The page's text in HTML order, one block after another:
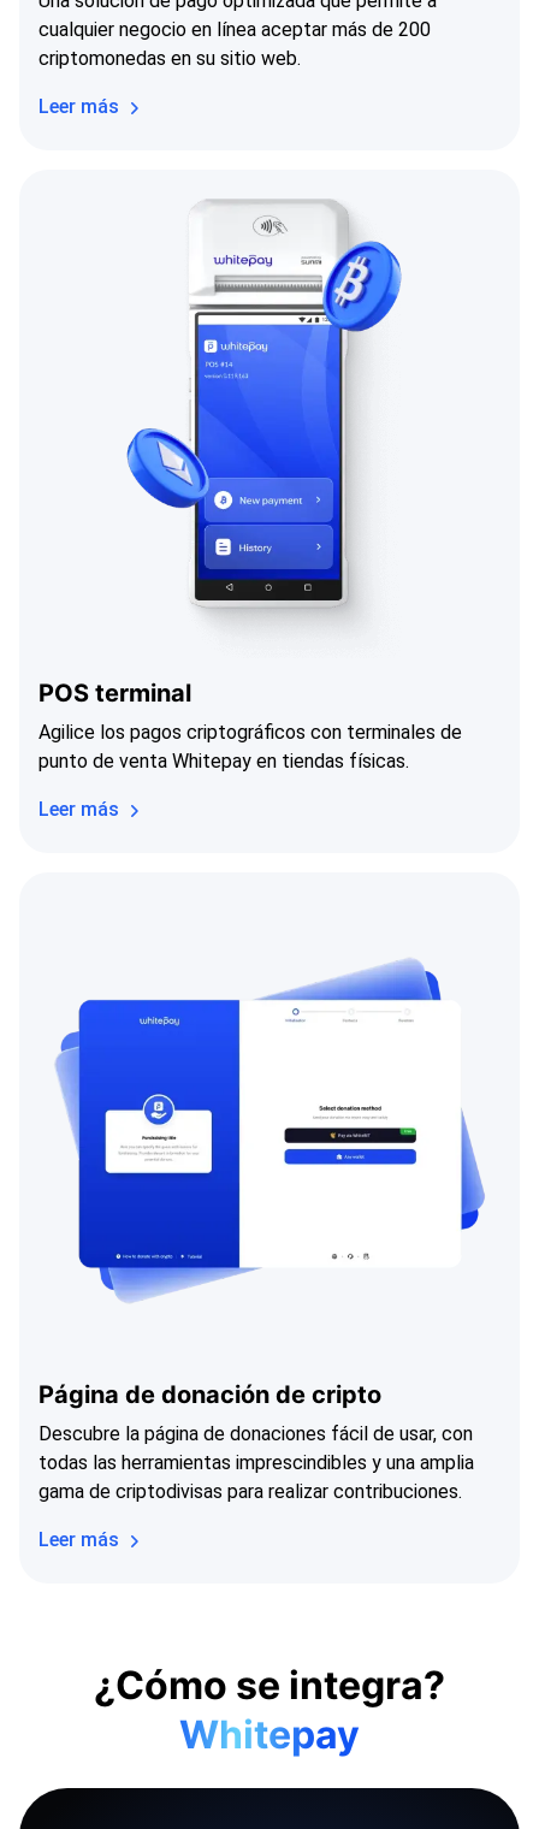
cualquier negocio en línea aceptar más de 200
criptomonedas en su sitio web.
Leer más
POS terminal
Agilice los pagos criptográficos con terminales de
punto de venta Whitepay en tiendas físicas.
Leer más
Página de donación de cripto
Descubre la página de donaciones fácil de usar, con
todas las herramientas imprescindibles y una amplia
gama de criptodivisas para realizar contribuciones.
Leer más
¿Cómo se integra?
Whitepay